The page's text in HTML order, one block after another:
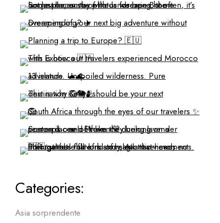
Categories:
Asia sorprendente